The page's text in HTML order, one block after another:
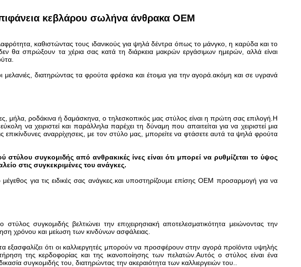
κεβλάρου σωλήνα άνθρακα OEM
καθιστώντας τους ιδανικούς για ψηλά δέντρα όπως το μάνγκο, η καρύδα και το
θα σπρώξουν τα χέρια σας κατά τη διάρκεια μακρών εργάσιμων ημερών, αλλά είναι
διατηρώντας τα φρούτα φρέσκα και έτοιμα για την αγορά.ακόμη και σε υγρανά
μήλα, ροδάκινα ή δαμάσκηνα, ο τηλεσκοπικός μας στύλος είναι η πρώτη σας επιλογή.Η
να χειριστεί και παράλληλα παρέχει τη δύναμη που απαιτείται για να χειριστεί μια
επικίνδυνες αναρρίχησεις, με τον στύλο μας, μπορείτε να φτάσετε αυτά τα ψηλά φρούτα
συγκομιδής από ανθρακικές ίνες είναι ότι μπορεί να ρυθμίζεται το ύψος
στις συγκεκριμένες του ανάγκες.
για τις ειδικές σας ανάγκες.και υποστηρίζουμε επίσης OEM προσαρμογή για να
συγκομιδής βελτιώνει την επιχειρησιακή αποτελεσματικότητα μειώνοντας την
χρόνου και μείωση των κινδύνων ασφάλειας.
εξασφαλίζει ότι οι καλλιεργητές μπορούν να προσφέρουν στην αγορά προϊόντα υψηλής
της κερδοφορίας και της ικανοποίησης των πελατών.Αυτός ο στύλος είναι ένα
συγκομιδής του, διατηρώντας την ακεραιότητα των καλλιεργειών του..